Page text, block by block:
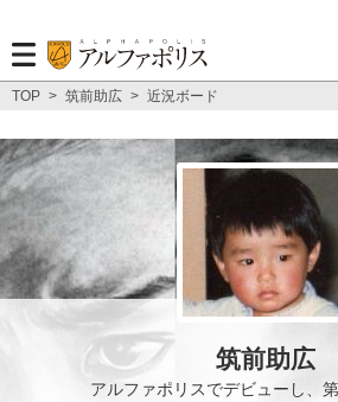
TOP > 筑前助広 > 近況ボード
筑前助広
アルファポリスでデビューし、